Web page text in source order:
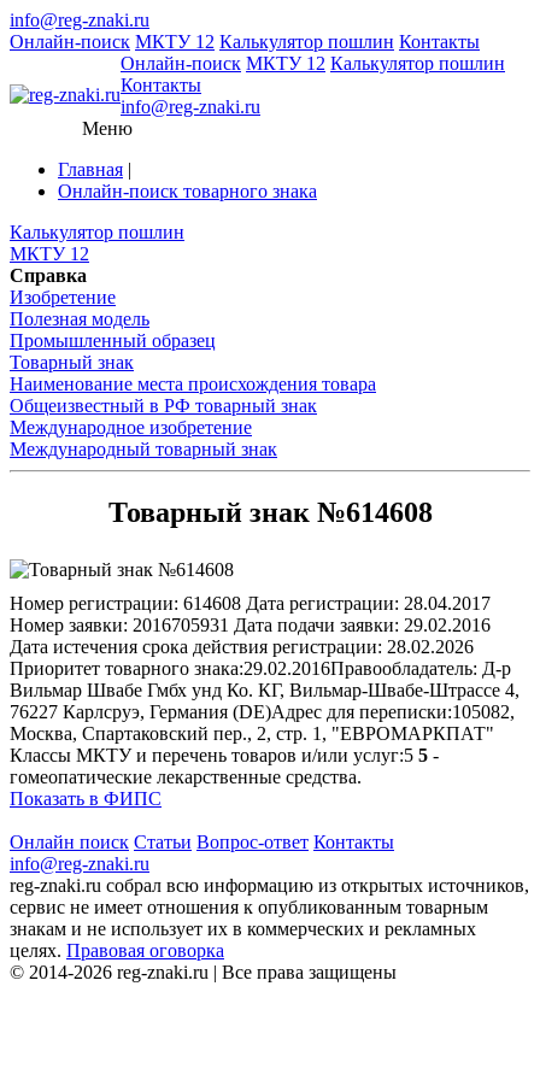
info@reg-znaki.ru
Онлайн-поиск МКТУ 12 Калькулятор пошлин Контакты
Онлайн-поиск МКТУ 12 Калькулятор пошлин
Контакты
info@reg-znaki.ru
Меню
Главная |
Онлайн-поиск товарного знака
Калькулятор пошлин
МКТУ 12
Справка
Изобретение
Полезная модель
Промышленный образец
Товарный знак
Наименование места происхождения товара
Общеизвестный в РФ товарный знак
Международное изобретение
Международный товарный знак
Товарный знак №614608
Номер регистрации: 614608 Дата регистрации: 28.04.2017
Номер заявки: 2016705931 Дата подачи заявки: 29.02.2016
Дата истечения срока действия регистрации: 28.02.2026
Приоритет товарного знака:29.02.2016Правообладатель: Д-р
Вильмар Швабе Гмбх унд Ко. КГ, Вильмар-Швабе-Штрассе 4,
76227 Карлсруэ, Германия (DE)Адрес для переписки:105082,
Москва, Спартаковский пер., 2, стр. 1, "ЕВРОМАРКПАТ"
Классы МКТУ и перечень товаров и/или услуг:5 5 -
гомеопатические лекарственные средства.
Показать в ФИПС
Онлайн поиск Статьи Вопрос-ответ Контакты
info@reg-znaki.ru
reg-znaki.ru собрал всю информацию из открытых источников,
сервис не имеет отношения к опубликованным товарным
знакам и не использует их в коммерческих и рекламных
целях. Правовая оговорка
© 2014-2026 reg-znaki.ru | Все права защищены